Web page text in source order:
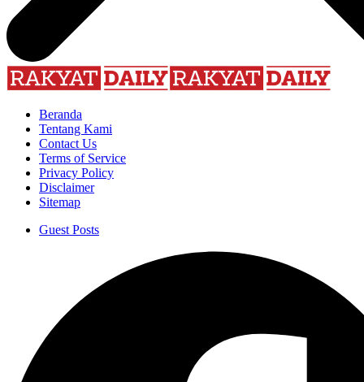
Beranda
Tentang Kami
Contact Us
Terms of Service
Privacy Policy
Disclaimer
Sitemap
Guest Posts